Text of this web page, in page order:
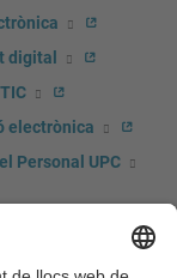
digital
electrònica
Personal UPC